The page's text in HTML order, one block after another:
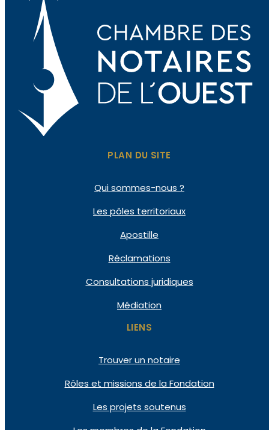
PLAN DU SITE
Quisommes-nous ?
Les pôles territoriaux
Apostille
Réclamations
Consultations juridiques
Médiation
LIENS
Trouver un notaire
Rôles et missions de la Fondation
Les projets soutenus